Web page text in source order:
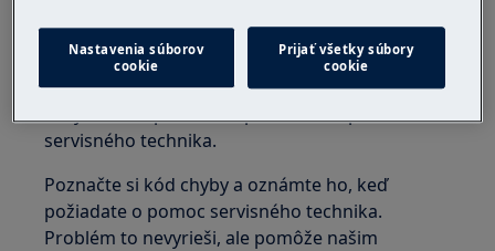
stredisko
Ak sa pomocou uvedených tipov problém
servisného technika.
Poznačte si kód chyby a oznámte ho, keď
požiadate o pomoc servisného technika.
Problém to nevyrieši, ale pomôže našim
Nastavenia súborov
cookie
Prijať všetky súbory
cookie